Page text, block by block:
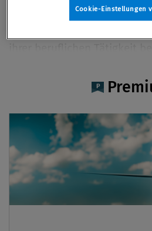
Rechtswissenschaften in
operativen Umsetzung
Compliance-Strukturen und
fachlichen Schwerpunkte
Bereich der internationalen
einschließlich
Embargorecht, sowie in
Compliance-Management
regelkonformen Handelns
international tätigen
Cookie-Einstellungen